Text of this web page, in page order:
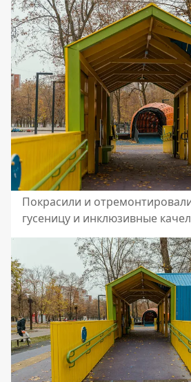
Покрасили и
гусеницу и инклюзивные